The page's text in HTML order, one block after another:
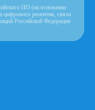
ПО (на основании
цифрового развития, связи
Российской Федерации